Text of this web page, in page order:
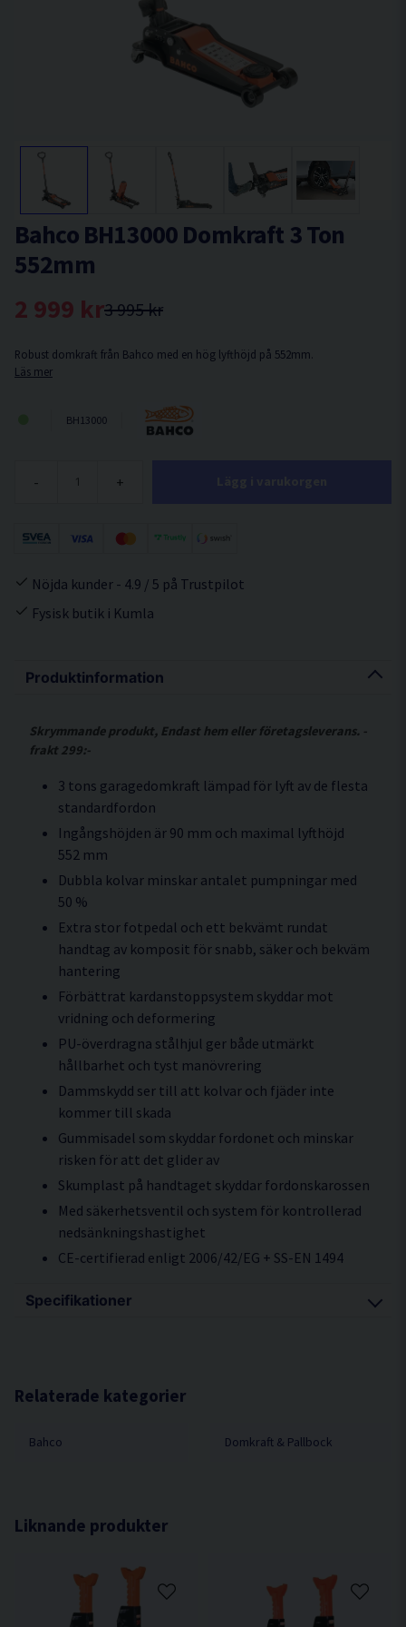
Produktinformation
Skrymmande produkt, Endast hem eller företagsleverans. -
frakt 299:-
3 tons garagedomkraft lämpad för lyft av de flesta
standardfordon
Ingångshöjden är 90 mm och maximal lyfthöjd
552 mm
Dubbla kolvar minskar antalet pumpningar med
50 %
Extra stor fotpedal och ett bekvämt rundat
handtag av komposit för snabb, säker och bekväm
hantering
Förbättrat kardanstoppsystem skyddar mot
vridning och deformering
PU-överdragna stålhjul ger både utmärkt
hållbarhet och tyst manövrering
Dammskydd ser till att kolvar och fjäder inte
kommer till skada
Gummisadel som skyddar fordonet och minskar
risken för att det glider av
Skumplast på handtaget skyddar fordonskarossen
Med säkerhetsventil och system för kontrollerad
nedsänkningshastighet
CE-certifierad enligt 2006/42/EG + SS-EN 1494
Specifikationer
Maxvikt: 3000 kg
Relaterade kategorier
Bahco Domkraft & Pallbock
Bahco BH13000 Domkraft 3 Ton
552mm
3 995 kr
2 999 kr
Robust domkraft från Bahco med en hög lyfthöjd på 552mm.
Läs mer
BH13000
- +
Nöjda kunder - 4.9 / 5 på Trustpilot
Fysisk butik i Kumla
Liknande produkter